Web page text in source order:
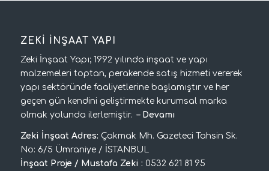
ZEKİ İNŞAAT YAPI
Zeki İnşaat Yapı; 1992 yılında inşaat ve yapı
malzemeleri toptan, perakende satış hizmeti vererek
yapı sektöründe faaliyetlerine başlamıştır ve her
geçen gün kendini geliştirmekte kurumsal marka
olmak yolunda ilerlemiştir.– Devamı
Zeki İnşaat Adres: Çakmak Mh. Gazeteci Tahsin Sk.
No: 6/5 Ümraniye / İSTANBUL
İnşaat Proje / Mustafa Zeki : 0532 621 81 95